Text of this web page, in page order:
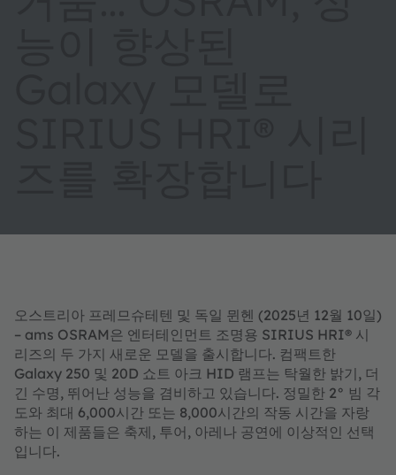
오스트리아 프레므슈테텐 및 독일 뮌헨 (2025년 12월 10일)
– ams OSRAM은 엔터테인먼트 조명용 SIRIUS HRI® 시
리즈의 두 가지 새로운 모델을 출시합니다. 컴팩트한
Galaxy 250 및 20D 쇼트 아크 HID 램프는 탁월한 밝기, 더
긴 수명, 뛰어난 성능을 겸비하고 있습니다. 정밀한 2° 빔 각
도와 최대 6,000시간 또는 8,000시간의 작동 시간을 자랑
하는 이 제품들은 축제, 투어, 아레나 공연에 이상적인 선택
입니다.